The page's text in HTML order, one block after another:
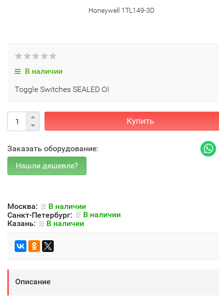
Honeywell 1TL149-3D
В наличии
Toggle Switches SEALED OI
Купить
Заказать оборудование:
Москва:
В наличии
Санкт-Петербург:
В наличии
Казань:
В наличии
Описание